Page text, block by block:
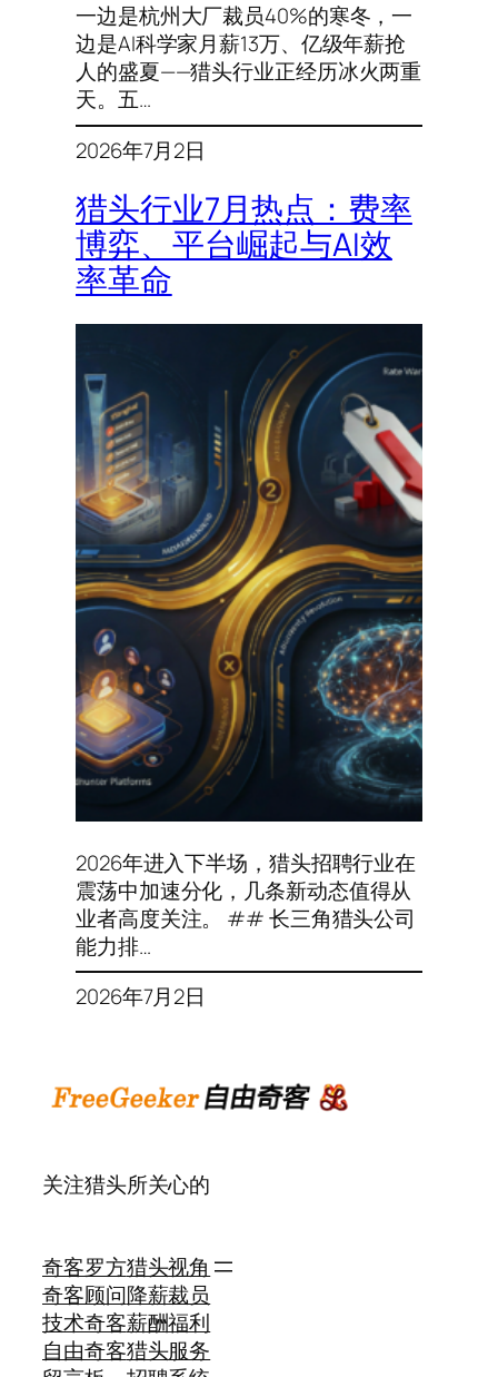
一边是杭州大厂裁员40%的寒冬，一
边是AI科学家月薪13万、亿级年薪抢
人的盛夏——猎头行业正经历冰火两重
天。五…
2026年7月2日
猎头行业7月热点：费率
博弈、平台崛起与AI效
率革命
2026年进入下半场，猎头招聘行业在
震荡中加速分化，几条新动态值得从
业者高度关注。 ## 长三角猎头公司
能力排…
2026年7月2日
关注猎头所关心的
奇客罗方
奇客顾问
技术奇客
自由奇客
猎头视角
降薪裁员
薪酬福利
猎头服务